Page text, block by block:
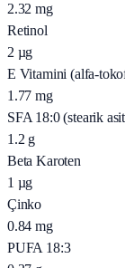
2.32 mg
Retinol
2 µg
E Vitamini (alfa-
1.77 mg
SFA 18:0 (stearik
1.2 g
Beta Karoten
1 µg
Çinko
0.84 mg
PUFA 18:3